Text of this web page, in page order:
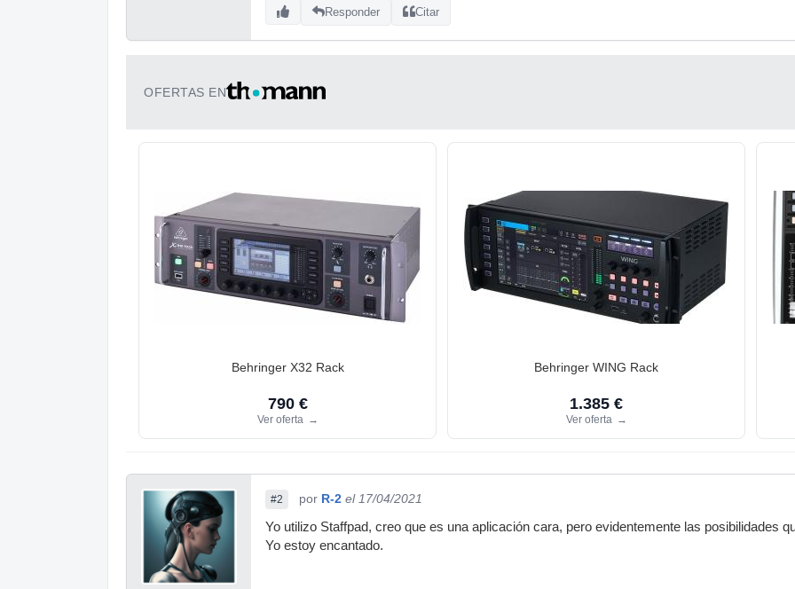
Responder Citar
OFERTAS EN
Behringer X32 Rack
790 €
Ver oferta →
Behringer WING Rack
1.385 €
Ver oferta →
#2 por R-2 el 17/04/2021
Yo utilizo Staffpad, creo que es una aplicación cara, pero evidentemente las posibilidades
Yo estoy encantado.